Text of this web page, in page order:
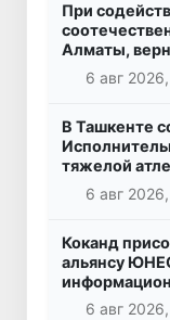
При
Алматы,
6 авг
В Ташкенте
тяжелой
6 авг
Коканд
альянсу
6 авг